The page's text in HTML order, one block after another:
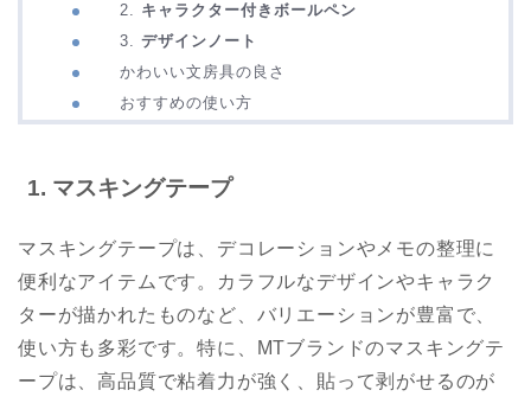
2. キャラクター付きボールペン
3.デザインノート
かわいい文房具の良さ
おすすめの使い方
1. マスキングテープ
マスキングテープは、デコレーションやメモの整理に
便利なアイテムです。カラフルなデザインやキャラク
ターが描かれたものなど、バリエーションが豊富で、
使い方も多彩です。特に、MTブランドのマスキングテ
ープは、高品質で粘着力が強く、貼って剥がせるのが